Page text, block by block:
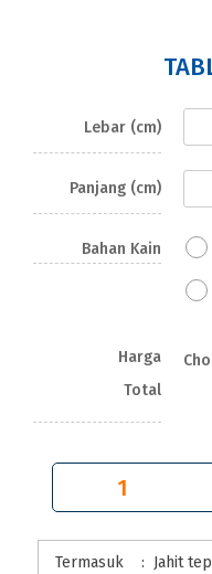
Lebar (cm)
Panjang (cm)
Bahan Kain
Harga
Total
Termasuk : Jahit